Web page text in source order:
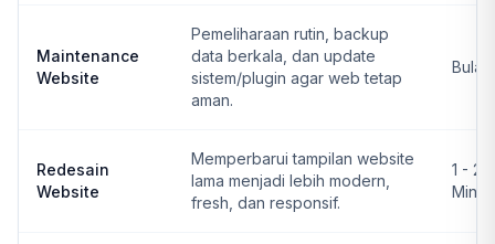
Maintenance
Website
Pemeliharaan rutin, backup
data berkala, dan update
sistem/plugin agar web tetap
aman.
Redesain
Website
Memperbarui tampilan website
lama menjadi lebih modern,
fresh, dan responsif.
1 - 2